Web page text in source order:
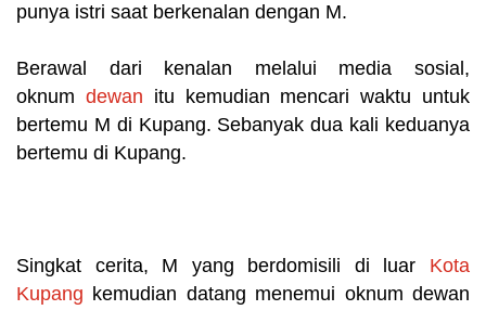
punya istri saat berkenalan dengan M.
Berawal dari kenalan melalui media sosial,
oknum dewan itu kemudian mencari waktu untuk
bertemu M di Kupang. Sebanyak dua kali keduanya
bertemu di Kupang.
Singkat cerita, M yang berdomisili di luar Kota
Kupang kemudian datang menemui oknum dewan